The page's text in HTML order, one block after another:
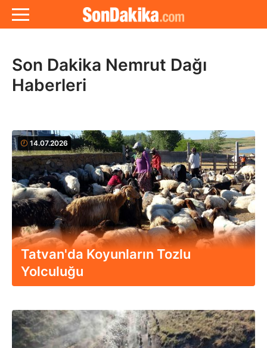
Son Dakika Nemrut Dağı
Haberleri
14.07.2026
Tatvan'da Koyunların Tozlu
Yolculuğu
14.07.2026